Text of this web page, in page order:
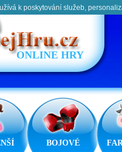
k poskytování služeb,
ONLINE HRY
BOJOVÉ